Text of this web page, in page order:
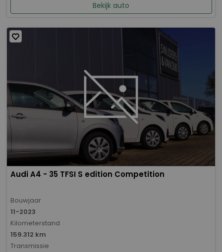
Bekijk auto
Audi A4 - 35 TFSI S edition Competition
Bouwjaar
11-2023
Kilometerstand
159.312 km
Transmissie